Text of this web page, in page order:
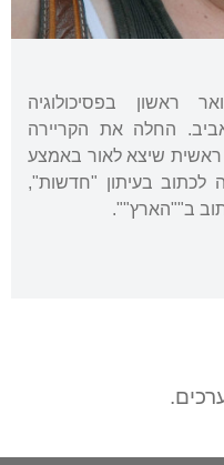
בפסיכולוגיה
אביב. החלה את הקריירה
ראשית שיצא לאור באמצע
לכתוב בעיתון "חדשות",